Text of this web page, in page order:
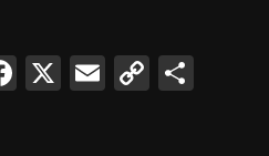
F X E C